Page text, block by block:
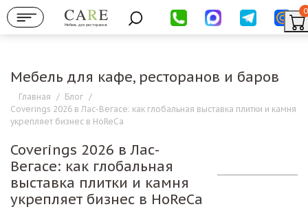
Мебель для ресторанов
0
Мебель для кафе, ресторанов и баров
Главная / Блог /
Coverings 2026 в Лас-Вегасе: как глобальная выставка плитки и камня
укрепляет бизнес в HoReCa
Coverings 2026 в Лас-
Вегасе: как глобальная
выставка плитки и камня
укрепляет бизнес в HoReCa